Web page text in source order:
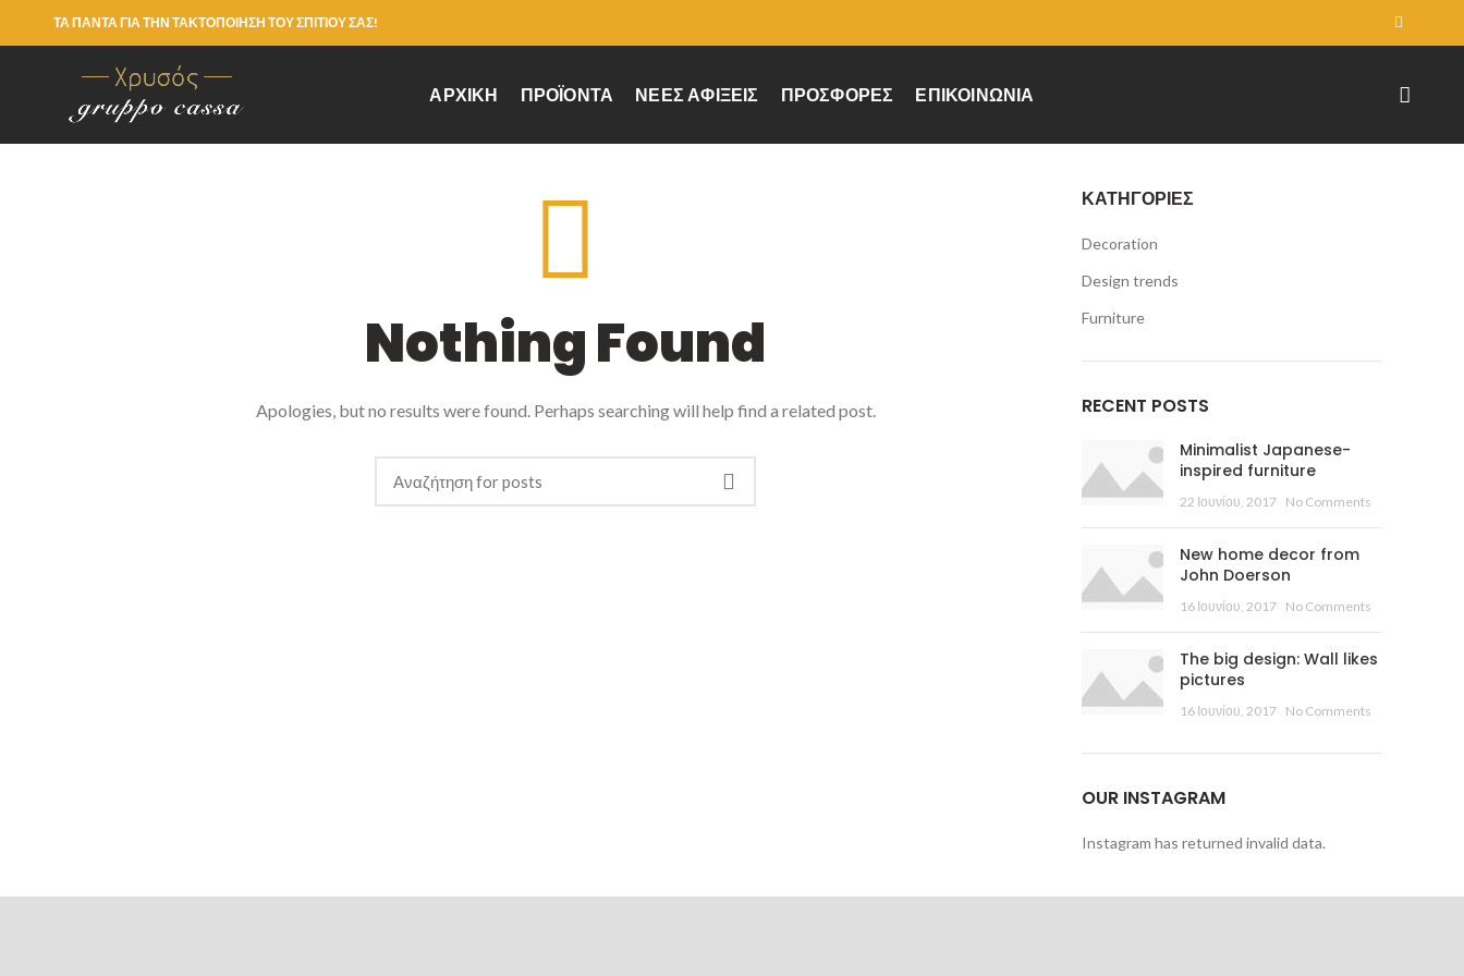
ΤΑ ΠΑΝΤΑ ΓΙΑ ΤΗΝ ΤΑΚΤΟΠΟΙΗΣΗ ΤΟΥ ΣΠΙΤΙΟΥ ΣΑΣ!
ΑΡΧΙΚΉ ΠΡΟΪΌΝΤΑ ΝΈΕΣ ΑΦΊΞΕΙΣ ΠΡΟΣΦΟΡΈΣ ΕΠΙΚΟΙΝΩΝΊΑ
Nothing Found
Apologies, but no results were found. Perhaps searching will help find a related post.
ΚΑΤΗΓΟΡΊΕΣ
Decoration
Design trends
Furniture
RECENT POSTS
Minimalist Japanese-
inspired furniture
22 Ιουνίου, 2017 No Comments
New home decor from
John Doerson
16 Ιουνίου, 2017 No Comments
The big design: Wall likes
pictures
16 Ιουνίου, 2017 No Comments
OUR INSTAGRAM
Instagram has returned invalid data.